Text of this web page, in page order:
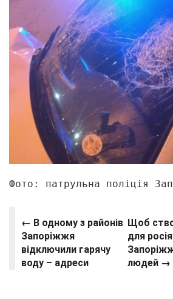
Фото: патрульна поліція
← В одному з районів
Запоріжжя
відключили гарячу
воду – адреси
Щоб
для
людей →